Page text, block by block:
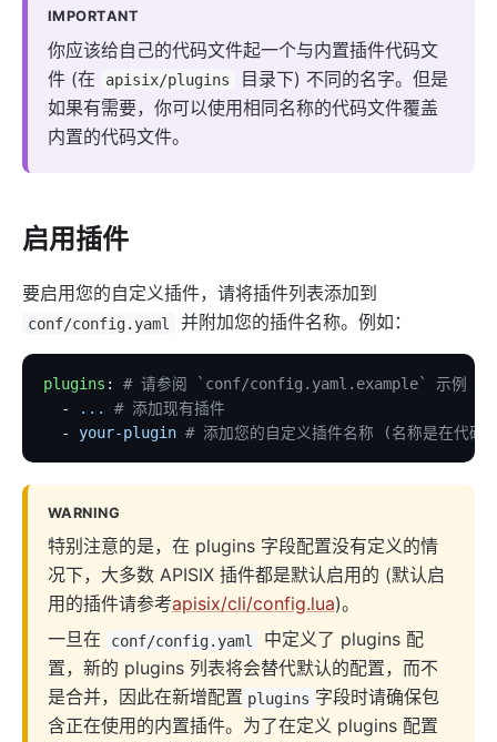
dubbo-proxy
mqtt-proxy
kafka-proxy
Admin API
Control API
Status API
Development
Build development environment with Dev Containers
在 Mac 上构建开发环境
通过 OpenSSL 3.0 使 APISIX 支持 FIPS 模式
外部插件
wasm
internal
The Implementation of Plugin Runner
Introducing APISIX's testing framework
IMPORTANT
你应该给自己的代码文件起一个与内置插件代码文
件 (在
apisix/plugins
目录下) 不同的名字。但是
如果有需要，你可以使用相同名称的代码文件覆盖
内置的代码文件。
启用插件
要启用您的自定义插件，请将插件列表添加到
conf/config.yaml 并附加您的插件名称。例如：
plugins : # 请参阅 `conf/config.yaml.example` 示例
  -
...
# 添加现有插件
  -
your-plugin # 添加您的自定义插件名称 (名称是在代码
WARNING
特别注意的是，在 plugins 字段配置没有定义的情
况下，大多数 APISIX 插件都是默认启用的 (默认启
用的插件请参考apisix/cli/config.lua)。
一旦在
conf/config.yaml
中定义了 plugins 配
置，新的 plugins 列表将会替代默认的配置，而不
是合并，因此在新增配置 plugins 字段时请确保包
含正在使用的内置插件。为了在定义 plugins 配置